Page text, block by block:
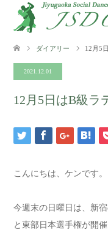
ダイアリー 12月5
2021.12.01
12月5日はB級ラ
こんにちは、ケンです。
今週末の日曜日は、新
と東部日本選手権が開催